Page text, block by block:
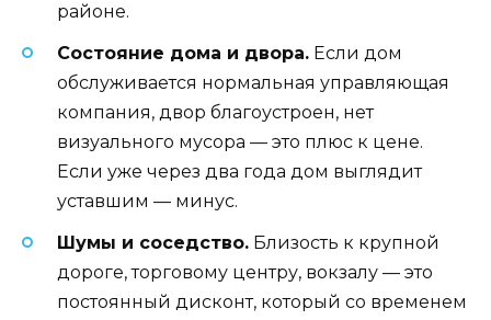
районе.
Состояние дома и двора. Если дом
обслуживается нормальная управляющая
компания, двор благоустроен, нет
визуального мусора — это плюс к цене.
Если уже через два года дом выглядит
уставшим — минус.
Шумы и соседство. Близость к крупной
дороге, торговому центру, вокзалу — это
постоянный дисконт, который со временем